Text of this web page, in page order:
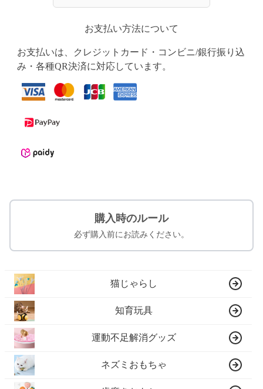
お支払い方法について
お支払いは、クレジットカード・コンビニ/銀行振り込
み・各種QR決済に対応しています。
購入時のルール
必ず購入前にお読みください。
猫じゃらし
知育玩具
運動不足解消グッズ
ネズミおもちゃ